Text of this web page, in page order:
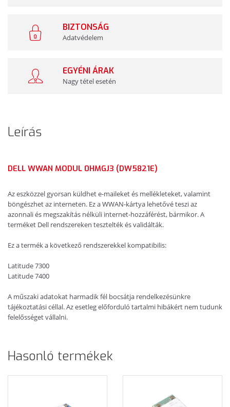
BIZTONSÁG
Adatvédelem
EGYÉNI ÁRAK
Nagy tétel esetén
Leírás
DELL WWAN MODUL 0HMGJ3 (DW5821E)
Az eszközzel gyorsan küldhet e-maileket és mellékleteket, valamint
böngészhet az interneten. Ez a WWAN-kártya lehetővé teszi az
azonnali és megszakítás nélküli internet-hozzáférést, bármikor. A
terméket Dell rendszereken tesztelték és validálták.
Ez a termék a következő rendszerekkel kompatibilis:
Latitude 7300
Latitude 7400
A műszaki adatokat harmadik fél bocsátja rendelkezésünkre
tájékoztatási céllal. Az esetleg előforduló tartalmi hibákért nem tudunk
felelősséget vállalni.
Hasonló termékek